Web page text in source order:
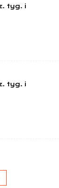
tyg. i
tyg. i